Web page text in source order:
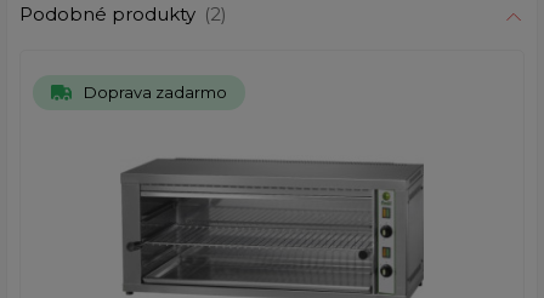
Podobné produkty (2)
Doprava zadarmo